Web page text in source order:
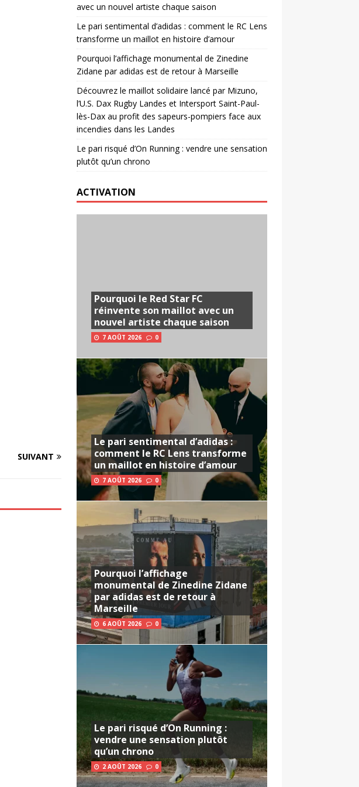
Intersport
saison
SUIVANT
avec un nouvel artiste chaque saison
Le pari sentimental d’adidas : comment le RC Lens
transforme un maillot en histoire d’amour
Pourquoi l’affichage monumental de Zinedine
Zidane par adidas est de retour à Marseille
Découvrez le maillot solidaire lancé par Mizuno,
l’U.S. Dax Rugby Landes et Intersport Saint-Paul-
lès-Dax au profit des sapeurs-pompiers face aux
incendies dans les Landes
Le pari risqué d’On Running : vendre une sensation
plutôt qu’un chrono
ACTIVATION
Pourquoi le Red Star FC
réinvente son maillot avec un
nouvel artiste chaque saison
7 AOÛT 2026 0
Le pari sentimental d’adidas :
comment le RC Lens transforme
un maillot en histoire d’amour
7 AOÛT 2026 0
Pourquoi l’affichage
monumental de Zinedine Zidane
par adidas est de retour à
Marseille
6 AOÛT 2026 0
Le pari risqué d’On Running :
vendre une sensation plutôt
qu’un chrono
2 AOÛT 2026 0